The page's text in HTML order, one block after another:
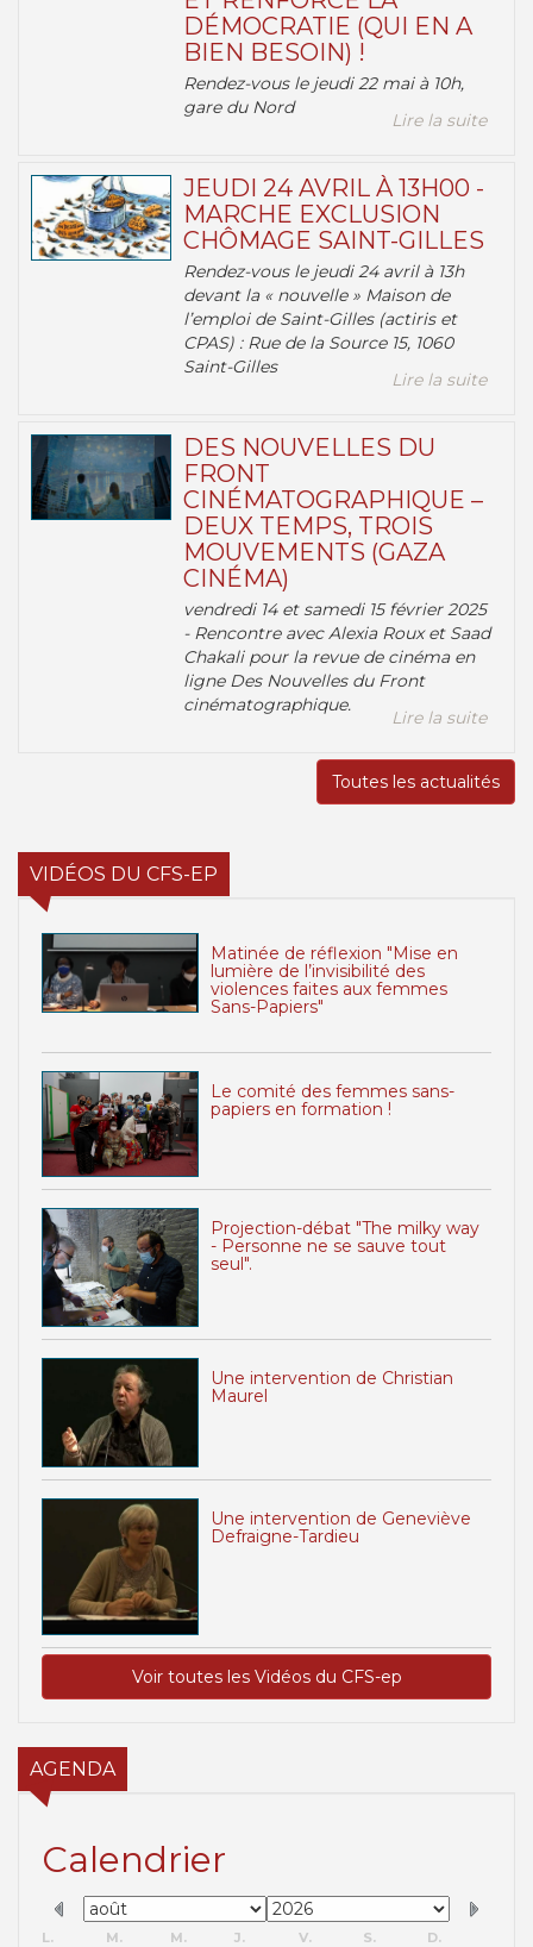
DÉMOCRATIE (QUI EN A
BIEN BESOIN) !
Rendez-vous le jeudi 22 mai à 10h,
gare du Nord
Lire la suite
JEUDI 24 AVRIL À 13H00 -
MARCHE EXCLUSION
CHÔMAGE SAINT-GILLES
Rendez-vous le jeudi 24 avril à 13h
devant la « nouvelle » Maison de
l’emploi de Saint-Gilles (actiris et
CPAS) : Rue de la Source 15, 1060
Saint-Gilles
Lire la suite
DES NOUVELLES DU
FRONT
CINÉMATOGRAPHIQUE –
DEUX TEMPS, TROIS
MOUVEMENTS (GAZA
CINÉMA)
vendredi 14 et samedi 15 février 2025
- Rencontre avec Alexia Roux et Saad
Chakali pour la revue de cinéma en
ligne Des Nouvelles du Front
cinématographique.
Lire la suite
Toutes les actualités
VIDÉOS DU CFS-EP
Matinée de réflexion "Mise en
lumière de l’invisibilité des
violences faites aux femmes
Sans-Papiers"
Le comité des femmes sans-
papiers en formation !
Projection-débat "The milky way
- Personne ne se sauve tout
seul".
Une intervention de Christian
Maurel
Une intervention de Geneviève
Defraigne-Tardieu
Voir toutes les Vidéos du CFS-ep
AGENDA
Calendrier
L. M. M. J. V. S.
D.